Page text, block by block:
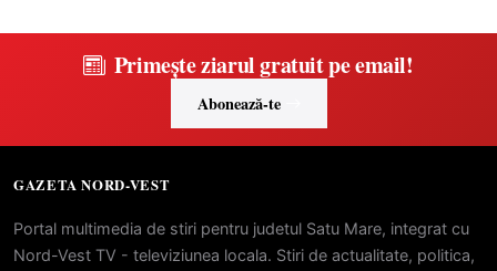
Primește ziarul gratuit pe email!
Abonează-te
GAZETA NORD-VEST
Portal multimedia de stiri pentru judetul Satu Mare, integrat cu
Nord-Vest TV - televiziunea locala. Stiri de actualitate, politica,